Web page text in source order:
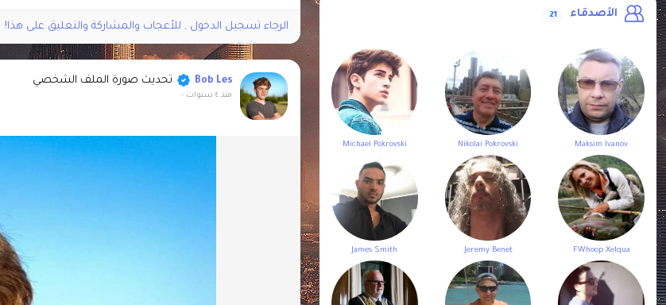
الأصدقاء 21
Maksim Ivanov
Nikolai Pokrovski
Michael Pokrovski
FWhoop Xelqua
Jeremy Benet
James Smith
الرجاء تسجيل الدخول , للأعجاب والمشاركة والتعليق على هذا!
Bob Les تحديث صورة الملف الشخصي
منذ ٤ سنوات -